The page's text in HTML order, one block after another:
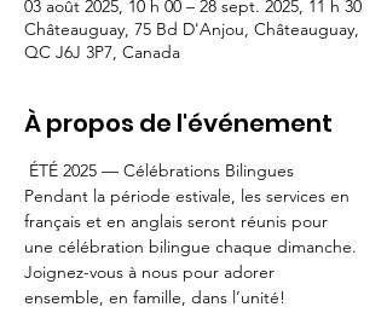
03 août 2025, 10 h 00 – 28 sept. 2025, 11 h 30
Châteauguay, 75 Bd D'Anjou, Châteauguay,
QC J6J 3P7, Canada
À propos de l'événement
ÉTÉ 2025 — Célébrations Bilingues
Pendant la période estivale, les services en
français et en anglais seront réunis pour
une célébration bilingue chaque dimanche.
Joignez-vous à nous pour adorer
ensemble, en famille, dans l’unité!